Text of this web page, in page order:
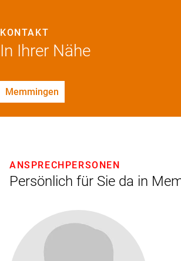
In Ihrer Nähe
KONTAKT
Memmingen
Persönlich für Sie da in
ANSPRECHPERSONEN